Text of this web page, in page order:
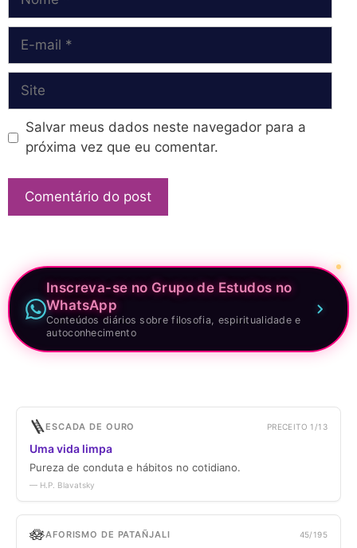
Site
Salvar meus dados neste navegador para a
próxima vez que eu comentar.
Inscreva-se no Grupo de Estudos no
WhatsApp
Conteúdos diários sobre filosofia, espiritualidade e
autoconhecimento